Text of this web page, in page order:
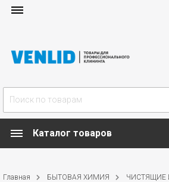
Каталог товаров
Главная БЫТОВАЯ ХИМИЯ
ЧИСТЯЩИЕ